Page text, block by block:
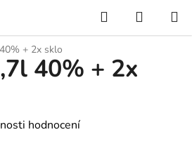
Hledat
KOŠÍK
+ 2x sklo
40% + 2x
hodnocení